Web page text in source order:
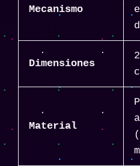
Mecanismo
Dimensiones
Material